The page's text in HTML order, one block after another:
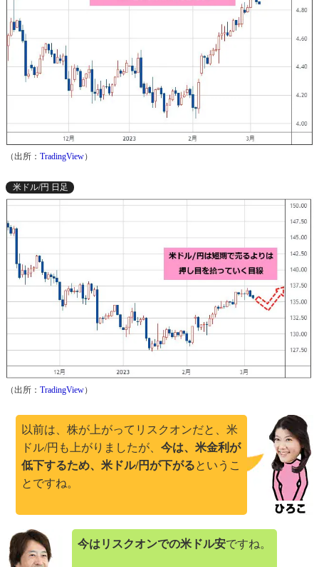
（出所： TradingView）
米ドル/円 日足
（出所： TradingView）
以前は、株が上がってリスクオンだと、米
ドル/円も上がりましたが、 今は、米金利が
低下するため、米ドル/円が下がるというこ
とですね。
今はリスクオンでの米ドル安ですね。